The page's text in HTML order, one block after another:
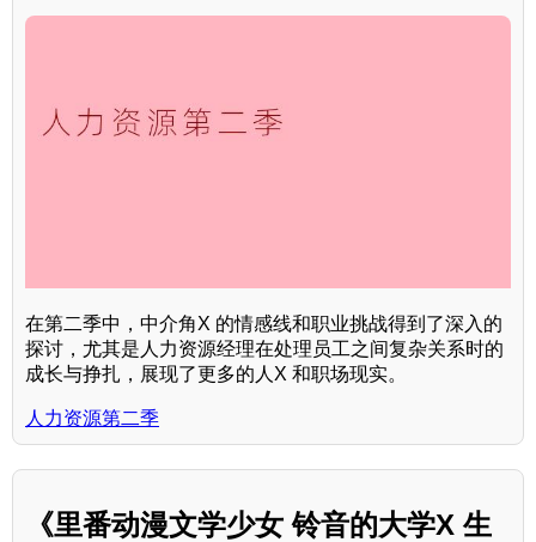
在第二季中，中介角X 的情感线和职业挑战得到了深入的
探讨，尤其是人力资源经理在处理员工之间复杂关系时的
成长与挣扎，展现了更多的人X 和职场现实。
人力资源第二季
《里番动漫文学少女 铃音的大学X 生